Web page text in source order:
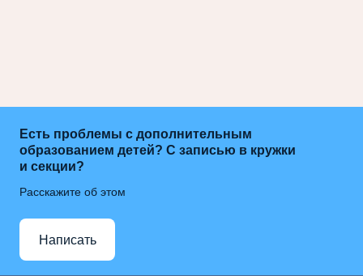
Есть проблемы с дополнительным
образованием детей? С записью в кружки
и секции?
Расскажите об этом
Написать